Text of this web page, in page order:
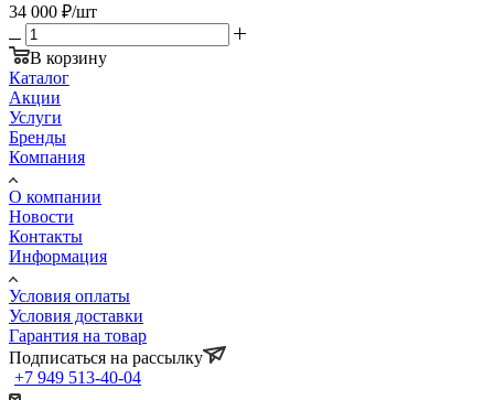
34 000 ₽/шт
В корзину
Каталог
Акции
Услуги
Бренды
Компания
О компании
Новости
Контакты
Информация
Условия оплаты
Условия доставки
Гарантия на товар
Подписаться на рассылку
+7 949 513-40-04